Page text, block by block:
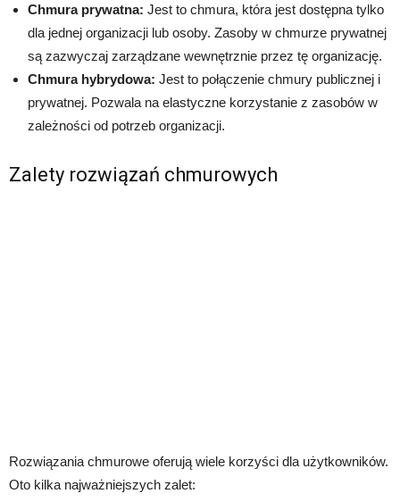
Chmura prywatna: Jest to chmura, która jest dostępna tylko
dla jednej organizacji lub osoby. Zasoby w chmurze prywatnej
są zazwyczaj zarządzane wewnętrznie przez tę organizację.
Chmura hybrydowa: Jest to połączenie chmury publicznej i
prywatnej. Pozwala na elastyczne korzystanie z zasobów w
zależności od potrzeb organizacji.
Zalety rozwiązań chmurowych
Rozwiązania chmurowe oferują wiele korzyści dla użytkowników.
Oto kilka najważniejszych zalet: